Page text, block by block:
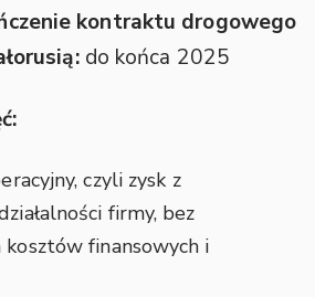
kontraktu drogowego
do końca 2025
czyli zysk z
firmy, bez
finansowych i